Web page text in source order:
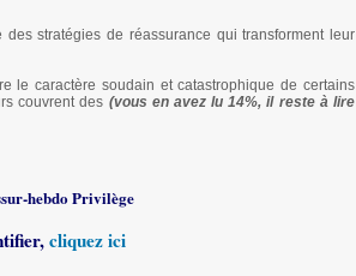
stratégies de réassurance qui transforment leur
le caractère soudain et catastrophique de certains
couvrent des (vous en avez lu 14%, il reste à lire
hebdo Privilège
cliquez ici